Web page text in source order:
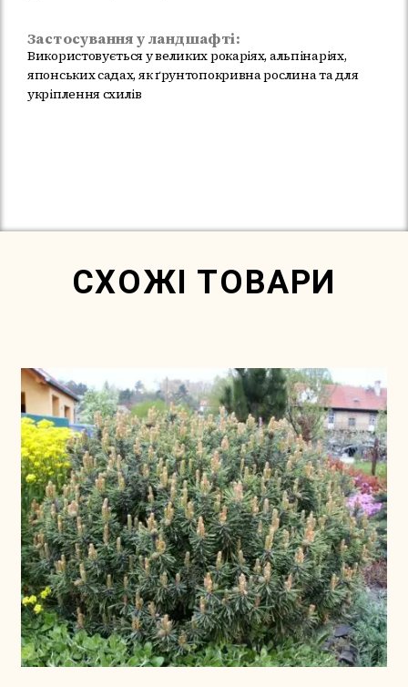
Застосування у ландшафті:
Використовується у великих рокаріях, альпінаріях,
японських садах, як ґрунтопокривна рослина та для
укріплення схилів
СХОЖІ ТОВАРИ